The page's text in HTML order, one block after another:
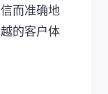
而准确地
的客户体